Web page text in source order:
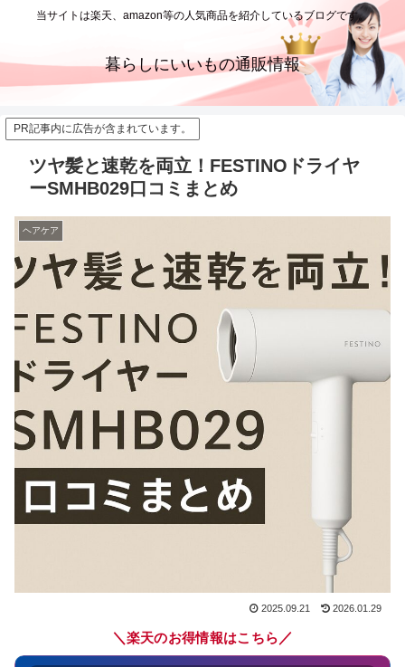
当サイトは楽天、amazon等の人気商品を紹介しているブログです。
暮らしにいいもの通販情報
PR記事内に広告が含まれています。
ツヤ髪と速乾を両立！FESTINOドライヤ
ーSMHB029口コミまとめ
ヘアケア
2025.09.21 2026.01.29
＼ 楽天のお得情報はこちら ／